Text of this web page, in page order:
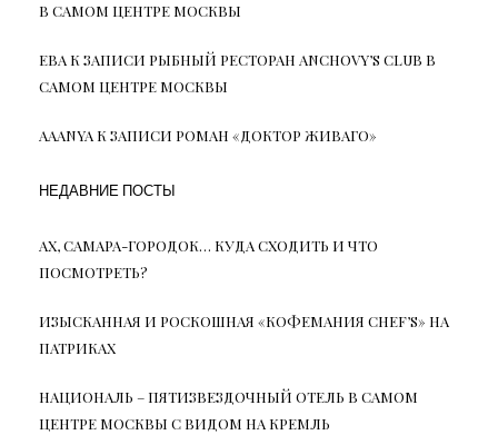
В САМОМ ЦЕНТРЕ МОСКВЫ
ЕВАК ЗАПИСИ РЫБНЫЙ РЕСТОРАН ANCHOVY’S CLUB В
САМОМ ЦЕНТРЕ МОСКВЫ
AAANYAК ЗАПИСИ РОМАН «ДОКТОР ЖИВАГО»
НЕДАВНИЕ ПОСТЫ
АХ, САМАРА-ГОРОДОК… КУДА СХОДИТЬ И ЧТО
ПОСМОТРЕТЬ?
ИЗЫСКАННАЯ И РОСКОШНАЯ «КОФЕМАНИЯ CHEF’S» НА
ПАТРИКАХ
НАЦИОНАЛЬ – ПЯТИЗВЕЗДОЧНЫЙ ОТЕЛЬ В САМОМ
ЦЕНТРЕ МОСКВЫ С ВИДОМ НА КРЕМЛЬ